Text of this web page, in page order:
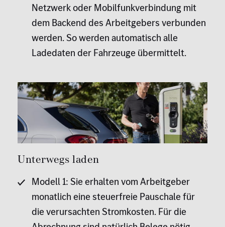
Netzwerk oder Mobilfunkverbindung mit
dem Backend des Arbeitgebers verbunden
werden. So werden automatisch alle
Ladedaten der Fahrzeuge übermittelt.
Unterwegs laden
Modell 1: Sie erhalten vom Arbeitgeber
monatlich eine steuerfreie Pauschale für
die verursachten Stromkosten. Für die